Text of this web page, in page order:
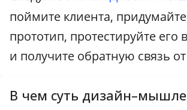
поймите клиента,
прототип, протестируйте его
и получите обратную связь
В чем суть